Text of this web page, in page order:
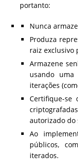
portanto:
Nunca
Produza
raiz exclusivo
Armazene
usando
iterações
Certifique-se
autorizado do
Ao
públicos,
iterados.